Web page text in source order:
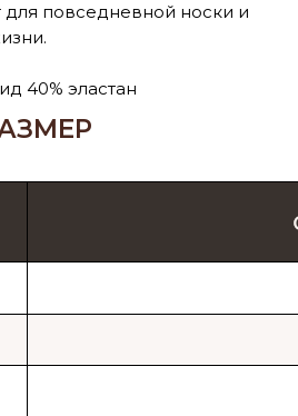
повседневной носки и
40% эластан